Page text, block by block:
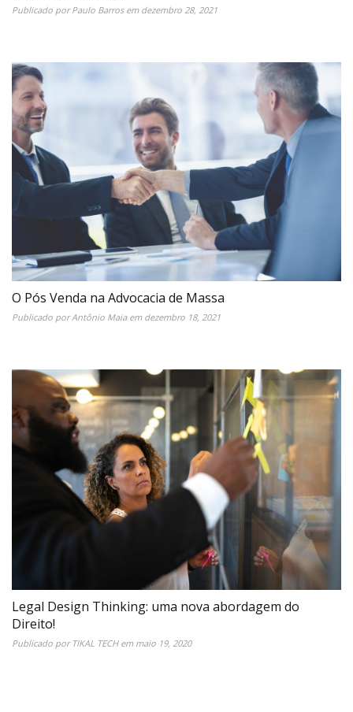
Publicado porPaulo Barrosem dezembro 28, 2021
O Pós Venda na Advocacia de Massa
Publicado porAntônio Maiaem dezembro 18, 2021
Legal Design Thinking: uma nova abordagem do
Direito!
Publicado por TIKAL TECHem maio 19, 2020